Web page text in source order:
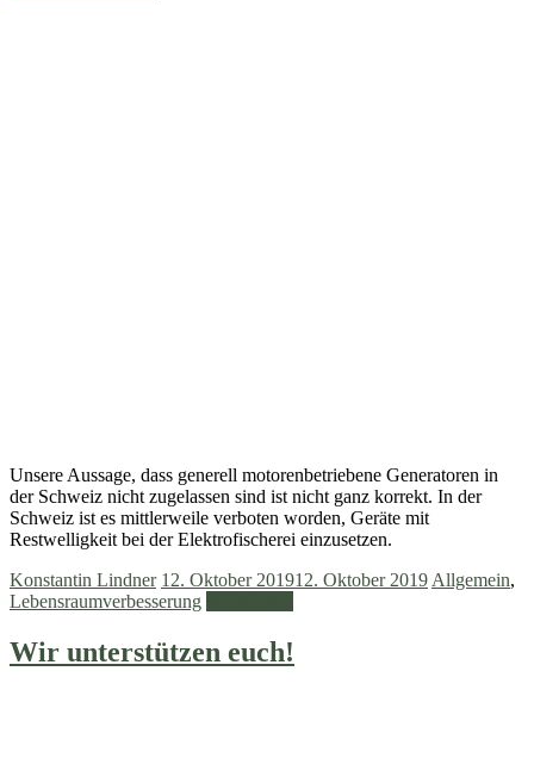
Unsere Aussage, dass generell motorenbetriebene Generatoren in
der Schweiz nicht zugelassen sind ist nicht ganz korrekt. In der
Schweiz ist es mittlerweile verboten worden, Geräte mit
Restwelligkeit bei der Elektrofischerei einzusetzen.
Konstantin Lindner 12. Oktober 201912. Oktober 2019 Allgemein,
Lebensraumverbesserung
Wir unterstützen euch!